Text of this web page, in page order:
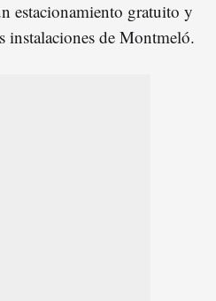
estacionamiento gratuito y
instalaciones de Montmeló.